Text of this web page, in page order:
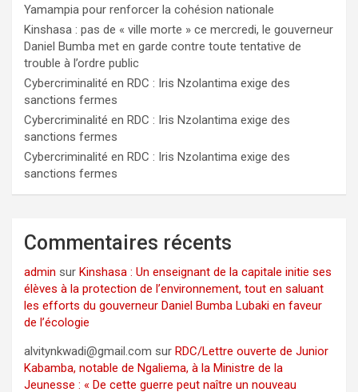
Yamampia pour renforcer la cohésion nationale
Kinshasa : pas de « ville morte » ce mercredi, le gouverneur
Daniel Bumba met en garde contre toute tentative de
trouble à l’ordre public
Cybercriminalité en RDC : Iris Nzolantima exige des
sanctions fermes
Cybercriminalité en RDC : Iris Nzolantima exige des
sanctions fermes
Cybercriminalité en RDC : Iris Nzolantima exige des
sanctions fermes
Commentaires récents
admin sur Kinshasa : Un enseignant de la capitale initie ses
élèves à la protection de l’environnement, tout en saluant
les efforts du gouverneur Daniel Bumba Lubaki en faveur
de l’écologie
alvitynkwadi@gmail.com sur RDC/Lettre ouverte de Junior
Kabamba, notable de Ngaliema, à la Ministre de la
Jeunesse : « De cette guerre peut naître un nouveau